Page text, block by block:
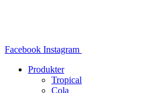
Facebook Instagram
Produkter
Tropical
Cola